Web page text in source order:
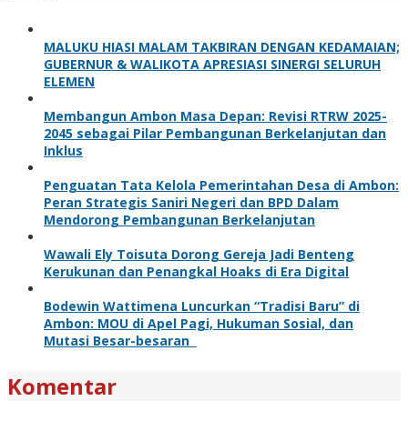
MALUKU HIASI MALAM TAKBIRAN DENGAN KEDAMAIAN;
GUBERNUR & WALIKOTA APRESIASI SINERGI SELURUH
ELEMEN
Membangun Ambon Masa Depan: Revisi RTRW 2025-
2045 sebagai Pilar Pembangunan Berkelanjutan dan
Inklus
Penguatan Tata Kelola Pemerintahan Desa di Ambon:
Peran Strategis Saniri Negeri dan BPD Dalam
Mendorong Pembangunan Berkelanjutan
Wawali Ely Toisuta Dorong Gereja Jadi Benteng
Kerukunan dan Penangkal Hoaks di Era Digital
Bodewin Wattimena Luncurkan “Tradisi Baru” di
Ambon: MOU di Apel Pagi, Hukuman Sosial, dan
Mutasi Besar-besaran
Komentar